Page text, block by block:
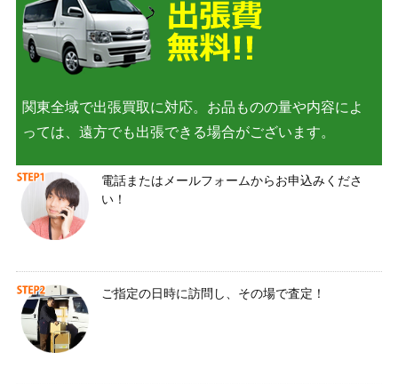
関東全域で出張買取に対応。お品ものの量や内容によ
っては、遠方でも出張できる場合がございます。
電話またはメールフォームからお申込みくださ
い！
ご指定の日時に訪問し、その場で査定！